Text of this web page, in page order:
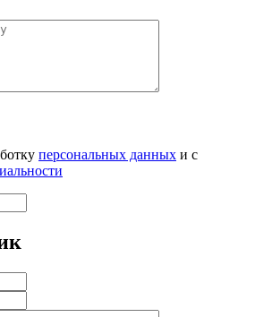
персональных данных и с